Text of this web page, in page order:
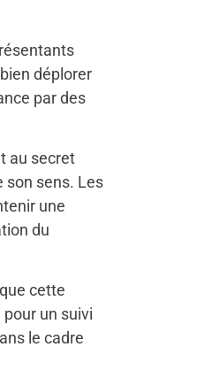
déplorer
par des
au secret
son sens. Les
une
du
cette
un suivi
le cadre